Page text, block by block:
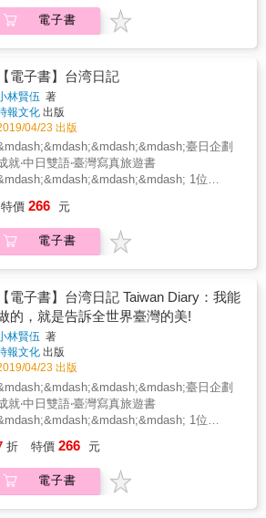
宿」、「飲食」、「玩樂」三大類。 「住宿」
分貼心列上寵物清潔費及相關規定，方便毛
查找與參考。 「飲食」部分細分為：「咖
啡 早午餐」、「美式 西式料理」、「亞洲料
理」，隨心情挑選想吃的豐富料理。 「玩樂」
分包含文化園區、休閒農場、濕地、牧場、
帶狗狗觀看的表演等，各式各樣人寵同樂的
景點。 另外，特別規劃彰化、台南、台
、金門、馬祖、蘭嶼這六個城市，一日或半
深度旅遊路線，由插畫家舒皮手繪具當地特
景點的可愛地圖，不用動腦跟著狗狗就能暢
遊台灣人文風情。 『店家規定不同大型狗限制
又更多了！』 全部嚴選大型犬牽繩即可進入的
家 芭比是隻24公斤的大型犬，書中每個
住宿、景點、餐廳等都是芭比親自去過，大型
狗出門吧。 『毛小孩在旅途中受傷或失控怎麼
特別專訪獸醫師與訓練師「醫療與急
救」「狗狗行為問題」 帶狗狗旅行時，若是遇
一些狗狗行為上的問題，例如，狗狗在旅館
餐廳失控吠叫、爆衝停不下來、亂吃地上的
東西，或是突然跟別人的狗打架等等，該怎麼
？發生狗狗暈車／船／機、中暑、誤食毒物
外傷，該如何緊急處理？作者特別專訪寵物
為訓練師和獸醫師，讓毛小孩爸媽在行前做
功課，避免突發狀況時措手不及。 『你想不
診、洗衣、交通等實用旅遊資訊 100天的環島
驗讓作者深深體會到24小時營業與夜間急診
動物醫院、寵物自助洗衣店的重要性。此
著芭比和阿嬤，100天環島走訪22個鄉鎮城市
提供780+最完整吃、喝、玩、樂寵物旅行情報
風帆； 乘半潛艇看海龜； 搭夜船一起去馬祖；
登上滿滿梅花鹿的大坵島&hellip;&hellip; 帶狗
門旅行是許多養狗人的心願。 但帶狗旅行只
隨便吃吃嗎？只能睡得將就嗎？只能在有大
地的空間玩耍嗎？作者以不妥協的決心和毅
力，帶著芭比和阿嬤過上100天的環島旅行生
，真正體驗帶狗旅行的心情&hellip;&hellip;
『好玩、好吃的地方狗狗都不能進去？』 完整
收錄全台780間以上寵物友善店家與景點 本書
宿」、「飲食」、「玩樂」三大類。 「住宿」
分貼心列上寵物清潔費及相關規定，方便毛
查找與參考。 「飲食」部分細分為：「咖
啡 早午餐」、「美式 西式料理」、「亞洲料
理」，隨心情挑選想吃的豐富料理。 「玩樂」
分包含文化園區、休閒農場、濕地、牧場、
帶狗狗觀看的表演等，各式各樣人寵同樂的
景點。 另外，特別規劃彰化、台南、台
、金門、馬祖、蘭嶼這六個城市，一日或半
深度旅遊路線，由插畫家舒皮手繪具當地特
景點的可愛地圖，不用動腦跟著狗狗就能暢
灣人文風情。 『店家規定不同大型狗限制
店家 芭比是隻24公斤的大型犬，書中每個
宿、景點、餐廳等都是芭比親自去過，大型
犬也能自由自在活動玩耍的友善店家，讓你再
電子書
【電子書】台湾日記
林賢伍 著
報文化 出版
04/23 出版
臺日企劃
就‧中日雙語‧臺灣寫真旅遊書
1位
祕境＋打卡熱點 11篇&mdash;原住民的部落故
精選餐廳與甜點推薦 30則
&mdash;臺日人生故事剪影 1顆&mdash;全心
影師 小林賢伍 KENGO KOBAYASHI ❤❤❤
臺灣好祕境
選66處就連外國人也能輕易抵達的臺灣最美
。 &hearts; 原住民文化
入11個排灣、卑南、布農與阿美族部落祕密
。 &hearts; 餐廳與甜點
藏私分享27間絕對不想讓人知道的私房美食
錄30則一路有緣相遇卻閃閃發光的臺日人生
❤❤❤ 『臺灣是個越了解，越覺得有魅
特價 266 元
電子書
【電子書】台湾日記 Taiwan Diary：我能
的，就是告訴全世界臺灣的美!
林賢伍 著
報文化 出版
04/23 出版
臺日企劃
就‧中日雙語‧臺灣寫真旅遊書
1位
＋打卡熱點 11篇&mdash;原住民的部落故
精選餐廳與甜點推薦 30則
&mdash;臺日人生故事剪影 1顆&mdash;全心
折 特價 266 元
電子書